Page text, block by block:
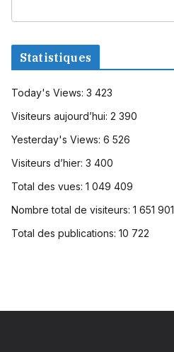
Statistiques
Today's Views: 3 423
Visiteurs aujourd’hui: 2 390
Yesterday's Views: 6 526
Visiteurs d’hier: 3 400
Total des vues: 1 049 409
Nombre total de visiteurs: 1 651 901
Total des publications: 10 722